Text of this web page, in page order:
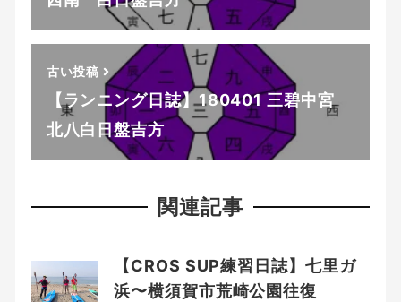
古い投稿
【ランニング日誌】180401 三碧中宮
北八白日盤吉方
関連記事
【CROS SUP練習日誌】七里ガ
浜〜横須賀市荒崎公園往復